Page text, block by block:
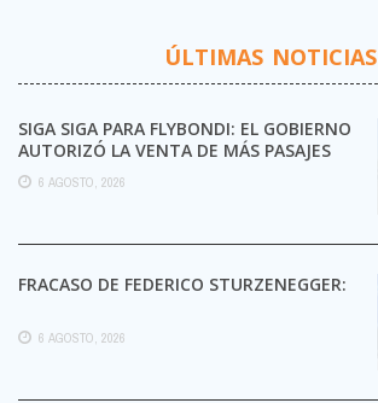
ÚLTIMAS NOTICIAS
SIGA SIGA PARA FLYBONDI: EL GOBIERNO
AUTORIZÓ LA VENTA DE MÁS PASAJES
6 AGOSTO, 2026
FRACASO DE FEDERICO STURZENEGGER:
6 AGOSTO, 2026